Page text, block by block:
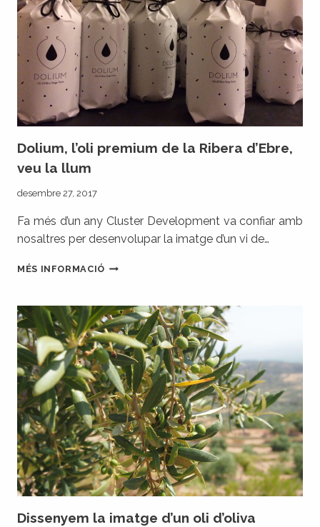
Dolium, l’oli premium de la Ribera d’Ebre,
veu la llum
desembre 27, 2017
Fa més d’un any Cluster Development va confiar amb
nosaltres per desenvolupar la imatge d’un vi de…
MÉS INFORMACIÓDOLIUM,
DE
LA
RIBERA
D’EBRE,
VEU
LA
LLUM
Dissenyem la imatge d’un oli d’oliva